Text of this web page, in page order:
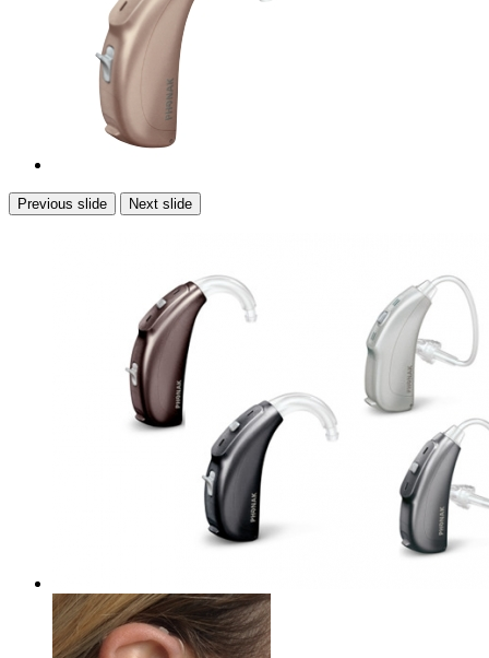
Previous slide Next slide